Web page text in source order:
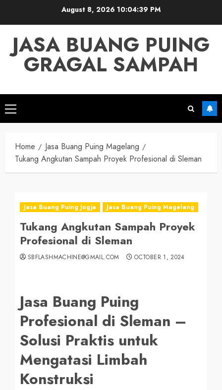
August 8, 2026 10:04:40 PM
JASA BUANG PUING
GRAGAL SAMPAH
Primary
Menu
Home
Jasa Buang Puing Magelang
Tukang Angkutan Sampah Proyek Profesional di Sleman
Jasa Buang Puing Jogja Jasa Buang Puing Magelang
Tukang Angkutan Sampah Proyek
Profesional di Sleman
SBFLASHMACHINE@GMAIL.COM OCTOBER 1, 2024
Jasa Buang Puing
Profesional di Sleman –
Solusi Praktis untuk
Mengatasi Limbah
Konstruksi